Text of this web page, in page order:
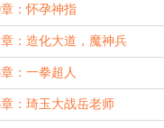
：怀孕神指
：造化大道，魔神兵
：一拳超人
：琦玉大战岳老师